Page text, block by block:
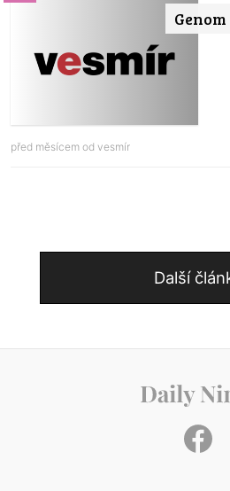
před měsícem od vesmír
Další